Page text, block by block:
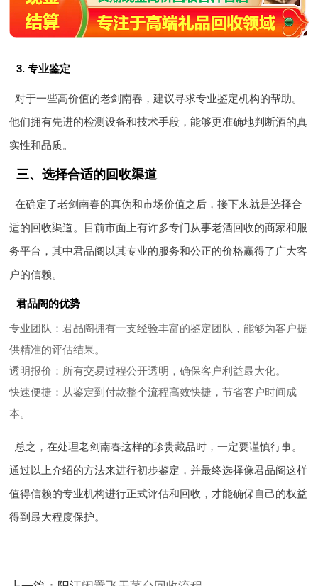
3. 专业鉴定
对于一些高价值的老剑南春，建议寻求专业鉴定机构的帮助。
他们拥有先进的检测设备和技术手段，能够更准确地判断酒的真
实性和品质。
三、选择合适的回收渠道
在确定了老剑南春的真伪和市场价值之后，接下来就是选择合
适的回收渠道。目前市面上有许多专门从事老酒回收的商家和服
务平台，其中君品阁以其专业的服务和公正的价格赢得了广大客
户的信赖。
君品阁的优势
专业团队 ：君品阁拥有一支经验丰富的鉴定团队，能够为客户提
供精准的评估结果。
透明报价 ：所有交易过程公开透明，确保客户利益最大化。
快速便捷 ：从鉴定到付款整个流程高效快捷，节省客户时间成
本。
总之，在处理老剑南春这样的珍贵藏品时，一定要谨慎行事。
通过以上介绍的方法来进行初步鉴定，并最终选择像君品阁这样
值得信赖的专业机构进行正式评估和回收，才能确保自己的权益
得到最大程度保护。